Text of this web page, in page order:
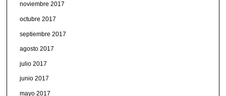
noviembre 2017
octubre 2017
septiembre 2017
agosto 2017
julio 2017
junio 2017
mayo 2017